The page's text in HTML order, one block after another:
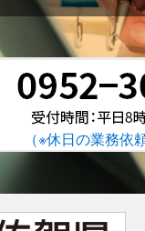
（※休日の業務依